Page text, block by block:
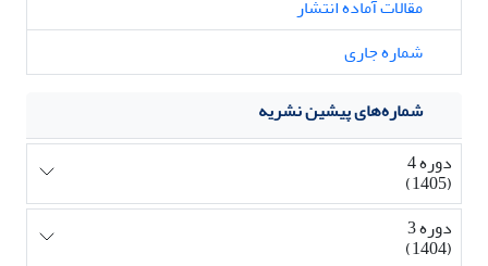
مقالات آماده انتشار
شماره جاری
شماره‌های پیشین نشریه
دوره 4
(1405)
دوره 3
(1404)